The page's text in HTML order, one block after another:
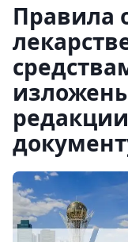
Правила